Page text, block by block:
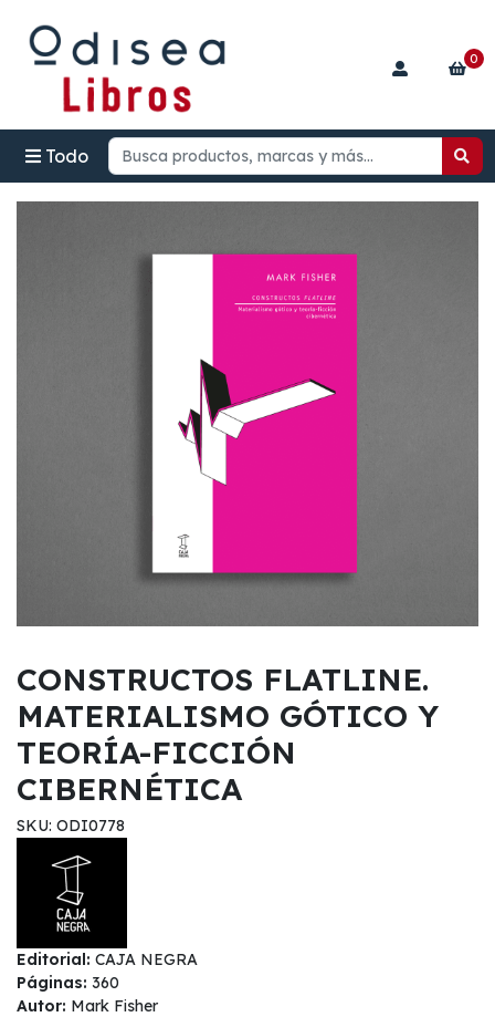
Todo
0
CONSTRUCTOS FLATLINE.
MATERIALISMO GÓTICO Y
TEORÍA-FICCIÓN
CIBERNÉTICA
SKU: ODI0778
Editorial: CAJA NEGRA
Páginas: 360
Autor: Mark Fisher